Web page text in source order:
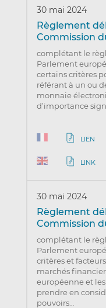
30 mai 2024
Règlement
Commission
complétant le
Parlement
certains critères
référant à un ou
monnaie
d’importance
LIEN
LINK
30 mai 2024
Règlement
Commission
complétant le
Parlement
critères et
marchés
européenne et
prendre en
pouvoirs…